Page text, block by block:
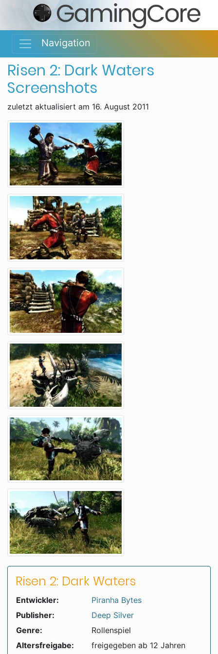
Navigation
Risen 2: Dark Waters
Screenshots
zuletzt aktualisiert am 16. August 2011
Risen 2: Dark Waters
Entwickler:
Piranha Bytes
Publisher:
Deep Silver
Genre:
Rollenspiel
Altersfreigabe:
freigegeben ab 12 Jahren